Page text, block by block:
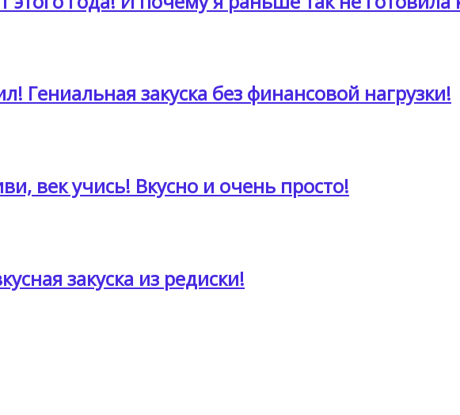
Гениальная закуска без финансовой нагрузки!
век учись! Вкусно и очень просто!
закуска из редиски!